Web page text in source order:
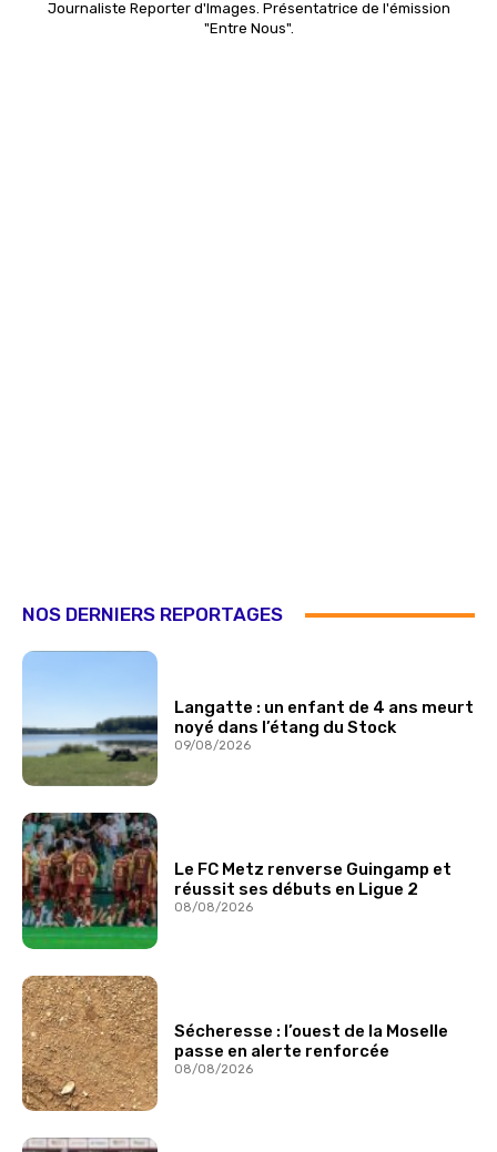
Journaliste Reporter d'Images. Présentatrice de l'émission
"Entre Nous".
NOS DERNIERS REPORTAGES
Langatte : un enfant de 4 ans meurt
noyé dans l’étang du Stock
09/08/2026
Le FC Metz renverse Guingamp et
réussit ses débuts en Ligue 2
08/08/2026
Sécheresse : l’ouest de la Moselle
passe en alerte renforcée
08/08/2026